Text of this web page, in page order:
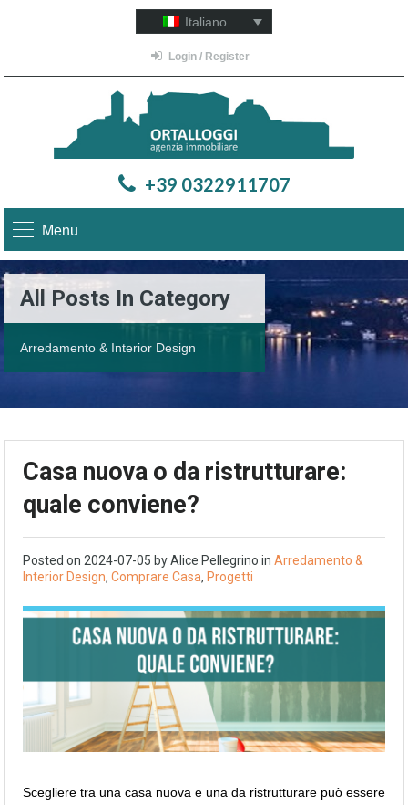
Italiano
Login / Register
+39 0322911707
Menu
All Posts In Category
Arredamento & Interior Design
Casa nuova o da ristrutturare:
quale conviene?
Posted on 2024-07-05 byAlice Pellegrino in Arredamento &
Interior Design, Comprare Casa, Progetti
Scegliere tra una casa nuova e una da ristrutturare può essere